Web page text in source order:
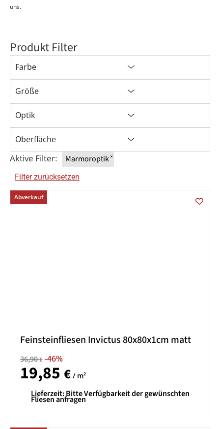
uns.
Produkt Filter
Farbe
Größe
Optik
Oberfläche
Aktive Filter: Marmoroptik×
Filter zurücksetzen
Abverkauf
Feinsteinfliesen Invictus 80x80x1cm matt
36,90€ -46%
19,85 € / m²
Lieferzeit:Bitte Verfügbarkeit der gewünschten
Fliesen anfragen